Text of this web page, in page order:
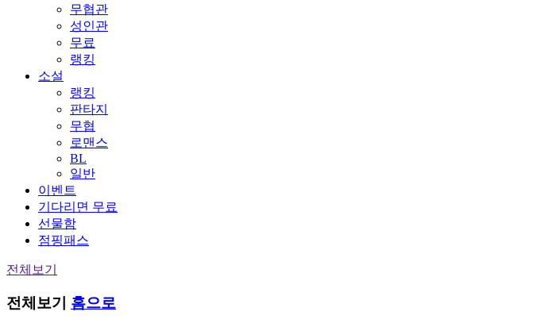
무협관
성인관
무료
랭킹
소설
랭킹
판타지
무협
로맨스
BL
일반
이벤트
기다리면 무료
선물함
점핑패스
전체보기
전체보기 홈으로